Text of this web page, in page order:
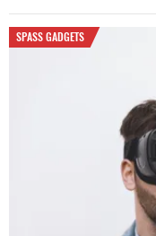
SPASS GADGETS